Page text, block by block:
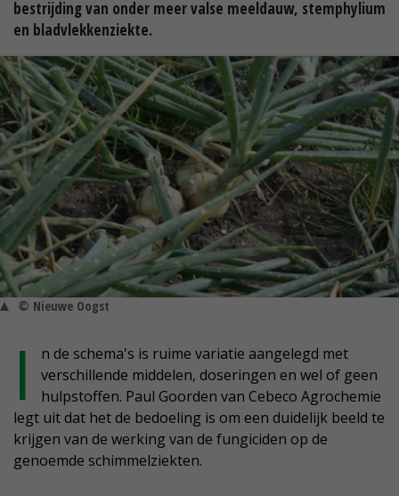
bestrijding van onder meer valse meeldauw, stemphylium
en bladvlekkenziekte.
© Nieuwe Oogst
I
n de schema's is ruime variatie aangelegd met
verschillende middelen, doseringen en wel of geen
hulpstoffen. Paul Goorden van Cebeco Agrochemie
legt uit dat het de bedoeling is om een duidelijk beeld te
krijgen van de werking van de fungiciden op de
genoemde schimmelziekten.